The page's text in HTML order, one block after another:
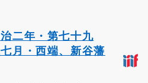
二年・第七十九
月・西端、新谷藩